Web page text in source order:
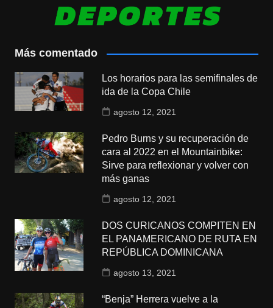
Más comentado
Los horarios para las semifinales de
ida de la Copa Chile
agosto 12, 2021
Pedro Burns y su recuperación de
cara al 2022 en el Mountainbike:
Sirve para reflexionar y volver con
más ganas
agosto 12, 2021
DOS CURICANOS COMPITEN EN
EL PANAMERICANO DE RUTA EN
REPÚBLICA DOMINICANA
agosto 13, 2021
“Benja” Herrera vuelve a la